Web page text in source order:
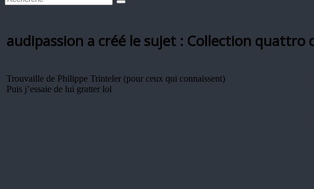
audipassion a créé le sujet : Collection quattro
Trouvaille de Philippe Trinteler (pour ceux qui connaissent)
Puis j’essaie de lui gratter lol